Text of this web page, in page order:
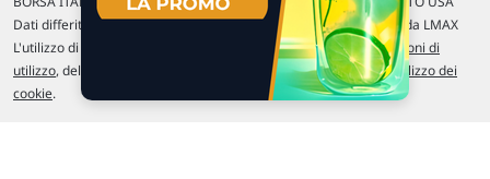
Dati differiti di 15 min. (fonte Intrinio) / FOREX Quotazioni fornite da LMAX
L'utilizzo di questo sito implica l'accettazione delle nostreCondizioni di
utilizzo, del Politiche sulla privacye dell'Utilizzo dei
cookie.